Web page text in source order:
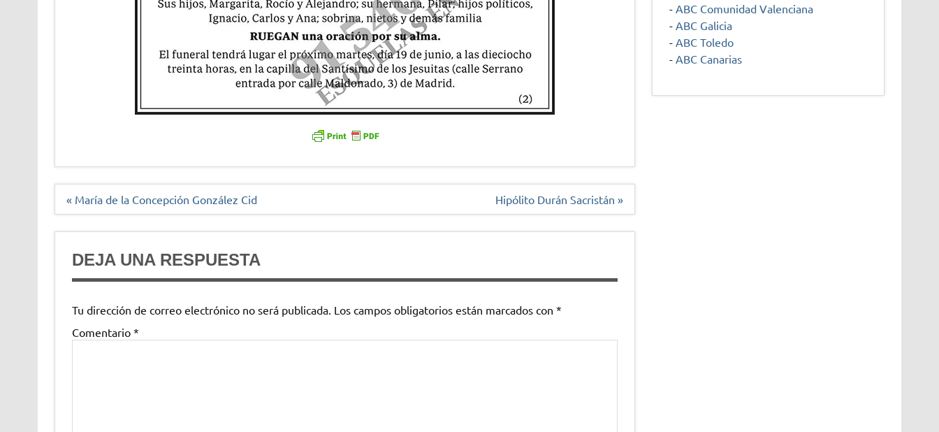
Navegación
« María de la Concepción González Cid Hipólito Durán Sacristán »
DEJA UNA RESPUESTA
Tu dirección de correo electrónico no será publicada. Los campos obligatorios están marcados con *
Comentario *
- ABC Comunidad Valenciana
- ABC Galicia
- ABC Toledo
- ABC Canarias